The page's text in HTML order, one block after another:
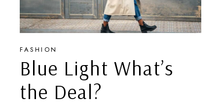
FASHION
Blue Light What’s
the Deal?